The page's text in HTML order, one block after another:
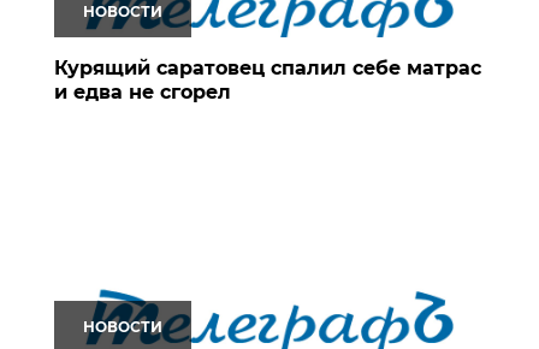
НОВОСТИ
Курящий саратовец спалил себе матрас
и едва не сгорел
НОВОСТИ